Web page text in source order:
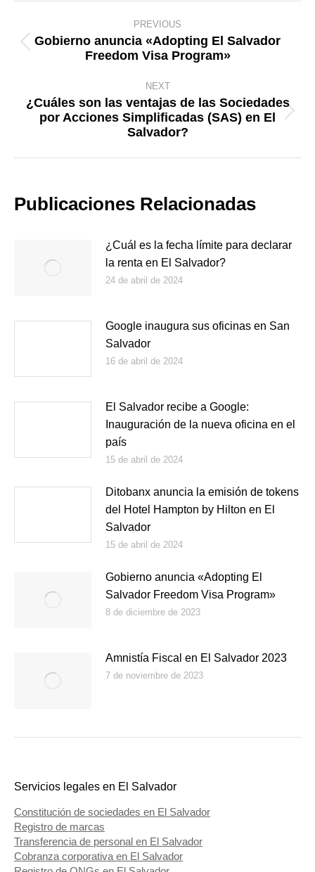
navigation
PREVIOUS
Previous
Gobierno anuncia «Adopting El Salvador
Freedom Visa Program»
NEXT
Next
post:
¿Cuáles son las ventajas de las Sociedades
por Acciones Simplificadas (SAS) en El
Salvador?
Publicaciones Relacionadas
¿Cuál es la fecha límite para declarar
la renta en El Salvador?
24 de abril de 2024
Google inaugura sus oficinas en San
Salvador
16 de abril de 2024
El Salvador recibe a Google:
Inauguración de la nueva oficina en el
país
15 de abril de 2024
Ditobanx anuncia la emisión de tokens
del Hotel Hampton by Hilton en El
Salvador
15 de abril de 2024
Gobierno anuncia «Adopting El
Salvador Freedom Visa Program»
8 de diciembre de 2023
Amnistía Fiscal en El Salvador 2023
7 de noviembre de 2023
Servicios legales en El Salvador
Constitución de sociedades en El Salvador
Registro de marcas
Transferencia de personal en El Salvador
Cobranza corporativa en El Salvador